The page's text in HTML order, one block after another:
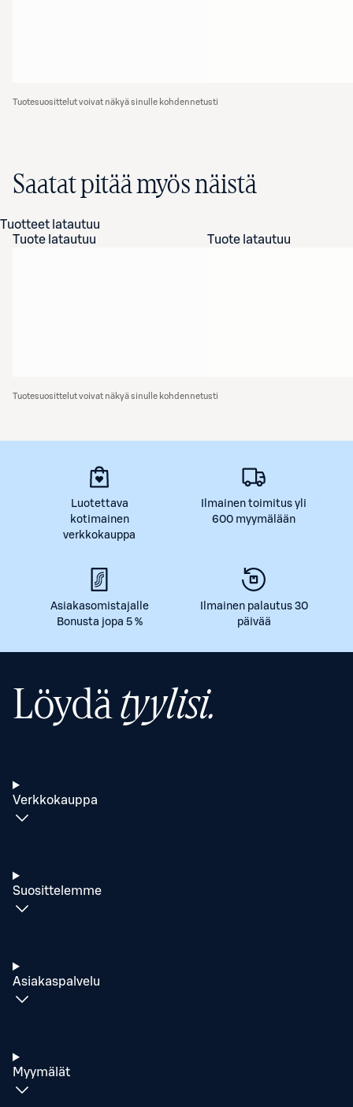
Tuotesuosittelut voivat näkyä sinulle kohdennetusti
Saatat pitää myös näistä
Tuotteet latautuu
Tuote latautuu
Tuote latautuu
Tuotesuosittelut voivat näkyä sinulle kohdennetusti
Luotettava
kotimainen
verkkokauppa
Ilmainen toimitus yli
600 myymälään
Asiakasomistajalle
Bonusta jopa 5 %
Ilmainen palautus 30
päivää
Löydätyylisi.
Verkkokauppa
Suosittelemme
Asiakaspalvelu
Myymälät